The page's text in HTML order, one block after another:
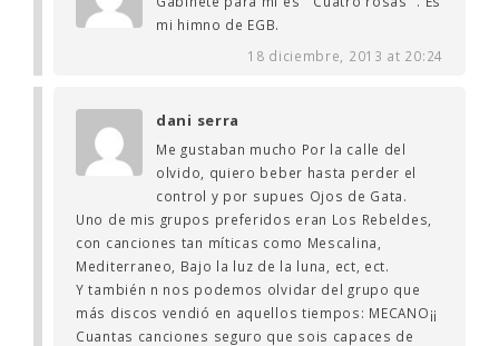
mi himno de EGB.
18 diciembre, 2013 at 20:24
dani serra
Me gustaban mucho Por la calle del
olvido, quiero beber hasta perder el
control y por supues Ojos de Gata.
Uno de mis grupos preferidos eran Los Rebeldes,
con canciones tan míticas como Mescalina,
Mediterraneo, Bajo la luz de la luna, ect, ect.
Y también n nos podemos olvidar del grupo que
más discos vendió en aquellos tiempos: MECANO¡¡
Cuantas canciones seguro que sois capaces de